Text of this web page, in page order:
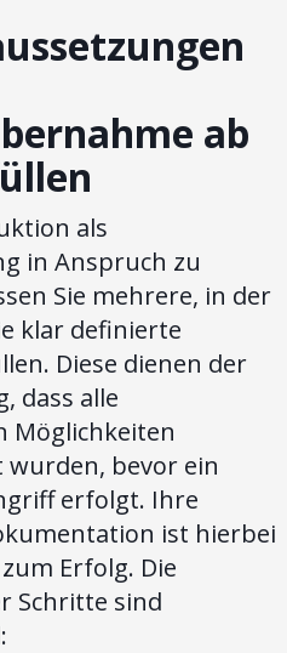
ab
als
in Anspruch zu
Sie mehrere, in der
klar definierte
Diese dienen der
dass alle
Möglichkeiten
wurden, bevor ein
erfolgt. Ihre
ist hierbei
Erfolg. Die
Schritte sind